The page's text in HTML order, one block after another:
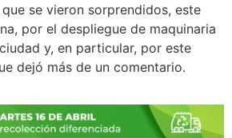
se vieron sorprendidos, este
por el despliegue de maquinaria
y, en particular, por este
dejó más de un comentario.